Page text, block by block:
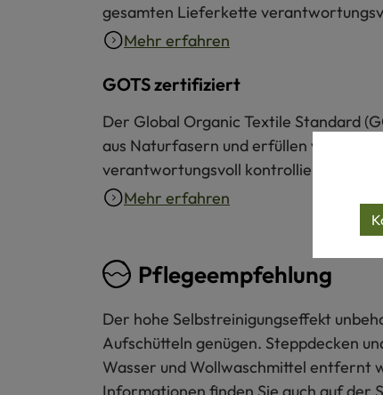
gesamten Lieferkette
Mehr erfahren
GOTS zertifiziert
Der Global Organic Textile Standard
aus Naturfasern und erfüllen
verantwortungsvoll kontrolliert.
Mehr erfahren
Pflegeempfehlung
Der hohe Selbstreinigungseffekt
Aufschütteln genügen. Steppdecken
Wasser und Wollwaschmittel entfernt
Informationen finden Sie auch auf der